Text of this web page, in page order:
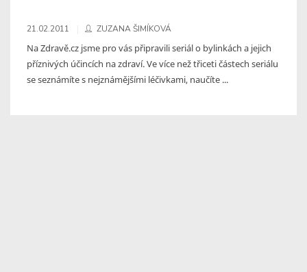
21.02.2011 ZUZANA ŠIMÍKOVÁ
Na Zdravě.cz jsme pro vás připravili seriál o bylinkách a jejich
příznivých účincích na zdraví. Ve více než třiceti částech seriálu
se seznámíte s nejznámějšími léčivkami, naučíte ...